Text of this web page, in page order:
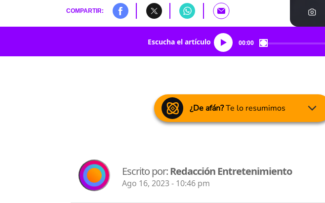
COMPARTIR:
Escucha el artículo 00:00
¿De afán?Te lo resumimos
Escrito por:Redacción Entretenimiento
Ago 16, 2023 - 10:46 pm